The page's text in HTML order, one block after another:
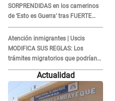
SORPRENDIDAS en los camerinos
de ‘Esto es Guerra’ tras FUERTE
ENFRENTAMIENTO con Gabriel
Moisés: “Gracias”
Atención inmigrantes | Uscis
MODIFICA SUS REGLAS: Los
trámites migratorios que podrían
necesitar tu prueba de ADN
Actualidad